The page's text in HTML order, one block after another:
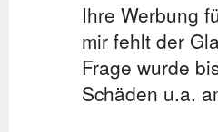
Ihre Werbung
mir fehlt der
Frage wurde
Schäden u.a.